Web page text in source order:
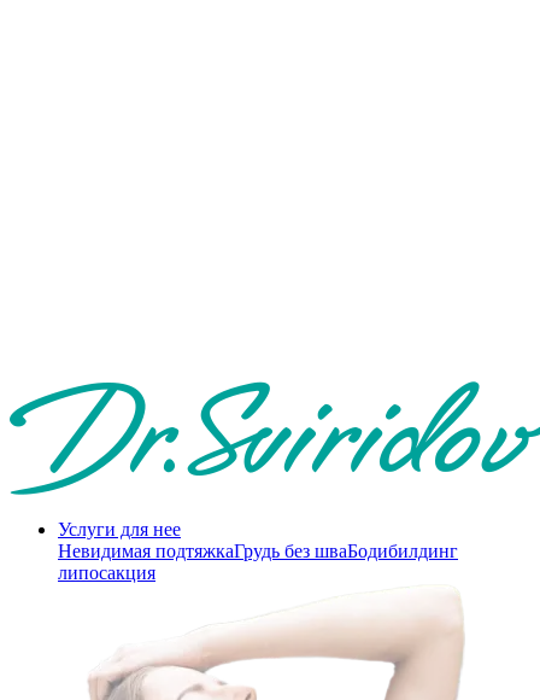
Услуги для нее
Невидимая подтяжкаГрудь без шваБодибилдинг
липосакция